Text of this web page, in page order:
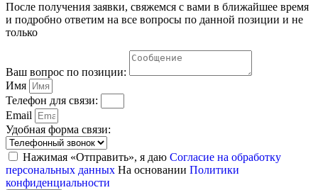
После получения заявки, свяжемся с вами в ближайшее время
и подробно ответим на все вопросы по данной позиции и не
только
Ваш вопрос по позиции:
Имя
Телефон для связи:
Email
Удобная форма связи:
Нажимая «Отправить», я даю Согласие на обработку
персональных данных На основании Политики
конфиденциальности